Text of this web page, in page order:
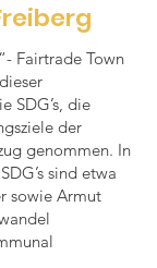
Fairtrade Town
SDG’s, die
der
genommen. In
sind etwa
sowie Armut